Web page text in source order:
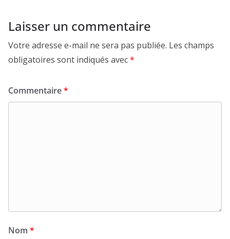
Laisser un commentaire
Votre adresse e-mail ne sera pas publiée. Les champs
obligatoires sont indiqués avec*
Commentaire*
Nom *